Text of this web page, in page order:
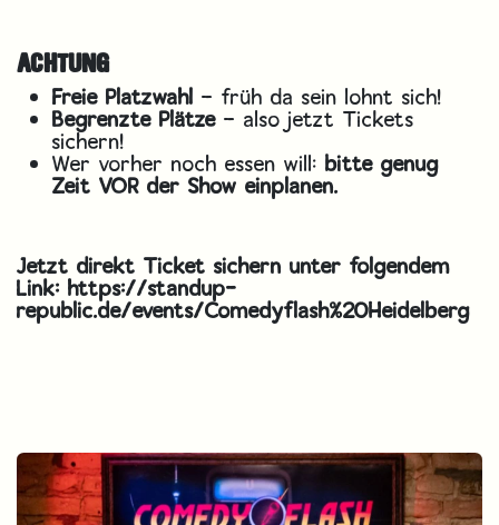
ACHTUNG
Freie Platzwahl – früh da sein lohnt sich!
Begrenzte Plätze – also jetzt Tickets
sichern!
Wer vorher noch essen will: bitte genug
Zeit VOR der Show einplanen.
Jetzt direkt Ticket sichern unter folgendem
Link: https://standup-
republic.de/events/Comedyflash%20Heidelberg